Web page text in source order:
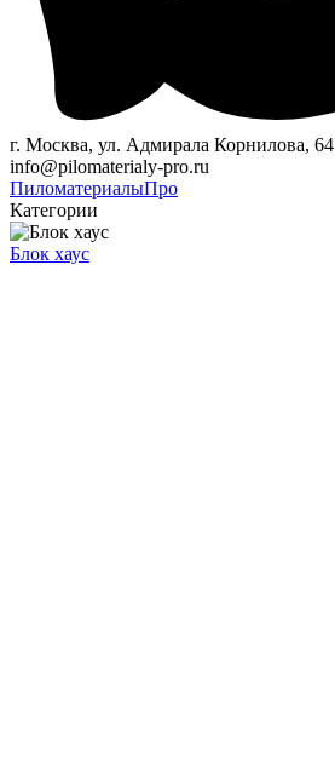
г. Москва, ул. Адмирала Корнилова, 64
info@pilomaterialy-pro.ru
ПиломатериалыПро
Категории
Блок хаус